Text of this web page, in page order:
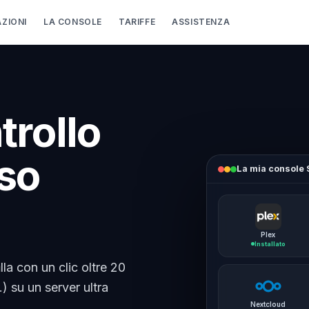
LA CONSOLE TARIFFE ASSISTENZA
con un clic oltre 20
su un server ultra
La mia console
Plex
Installato
Nextcloud